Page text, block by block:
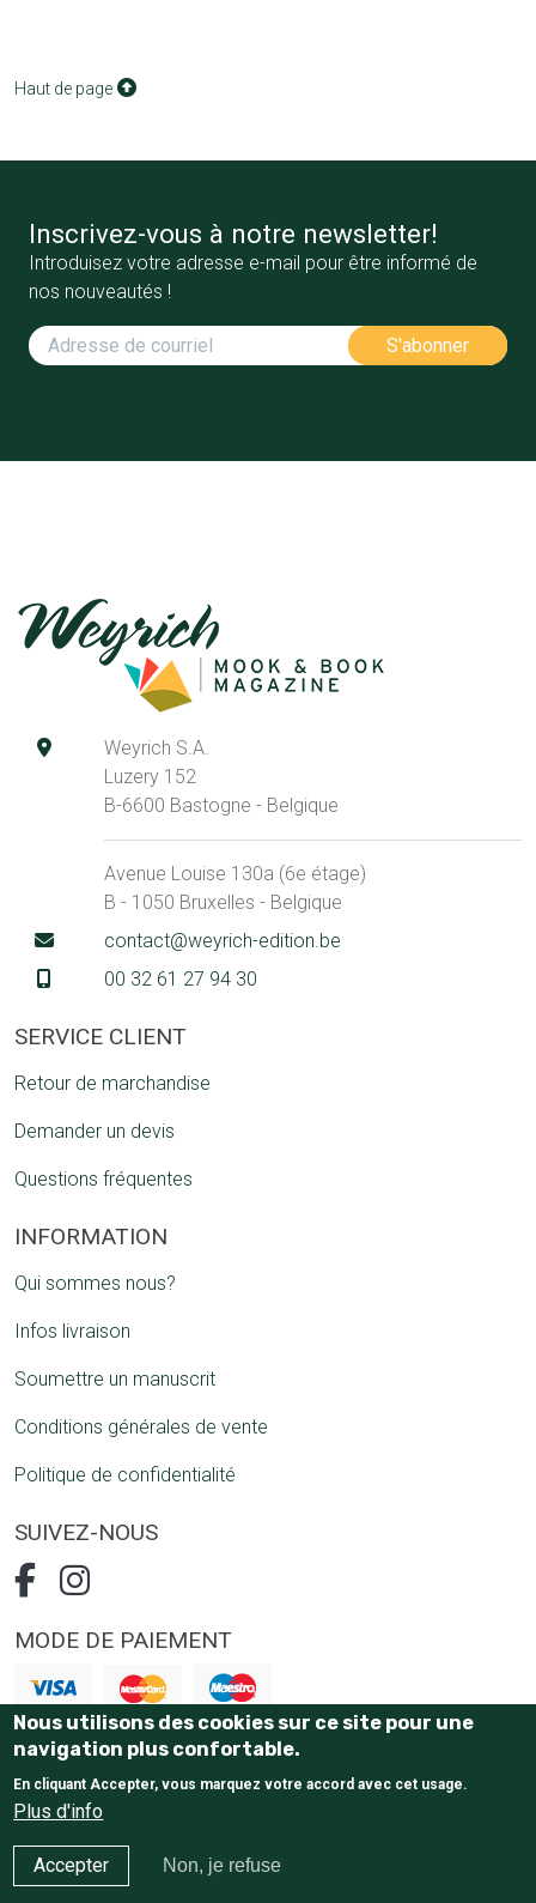
Haut de page
Inscrivez-vous à notre newsletter!
Introduisez votre adresse e-mail pour être informé de
nos nouveautés !
Weyrich S.A.
Luzery 152
B-6600 Bastogne - Belgique
Avenue Louise 130a (6e étage)
B - 1050 Bruxelles - Belgique
contact@weyrich-edition.be
00 32 61 27 94 30
SERVICE CLIENT
Retour de marchandise
Demander un devis
Questions fréquentes
INFORMATION
Qui sommes nous?
Infos livraison
Soumettre un manuscrit
Conditions générales de vente
Politique de confidentialité
SUIVEZ-NOUS
MODE DE PAIEMENT
Paiement 100% sécurisé
E-Commerce website
Nous utilisons des cookies sur ce site pour une
navigation plus confortable.
En cliquant Accepter, vous marquez votre accord avec cet usage.
Plus d'info
Accepter Non, je refuse